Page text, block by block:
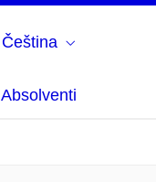
Čeština
Absolventi